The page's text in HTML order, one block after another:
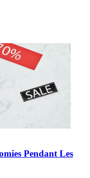
Pendant Les